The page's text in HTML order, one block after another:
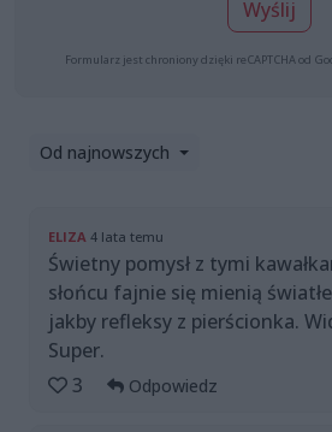
Wyślij
Formularz jest chroniony dzięki reCAPTCHA od
Od najnowszych
ELIZA 4 lata temu
Świetny pomysł z tymi
słońcu fajnie się mienią
jakby refleksy z pierścionka.
Super.
3
Odpowiedz